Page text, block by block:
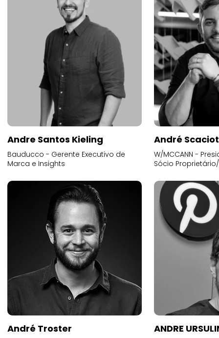
Andre Santos Kieling
Bauducco - Gerente Executivo de
Marca e Insights
André
W/MCCANN -
Sócio
André Troster ANDRE